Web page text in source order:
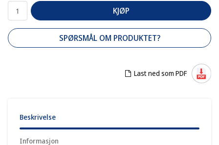
KJØP
SPØRSMÅL OM PRODUKTET?
Last ned som PDF
Beskrivelse
Informasjon